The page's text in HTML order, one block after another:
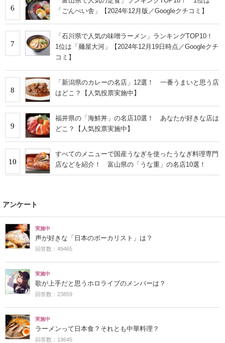
6
「ごんべい舎」【2024年12月版／Googleクチコミ】
7
「石川県で人気の味噌ラーメン」ランキングTOP10！
1位は「麺屋大河」【2024年12月19日時点／Googleクチ
コミ】
8
「新潟県のカレーの名店」12選！ 一番うまいと思う店
はどこ？【人気投票実施中】
9
福井県の「海鮮丼」の名店10選！ あなたが好きな店は
どこ？【人気投票実施中】
10
すべてのメニューで国産うなぎを使ったうなぎ料理専門
店などを紹介！ 富山県の「うな重」の名店10選！
アンケート
実施中
声が好きな「日本のボーカリスト」は？
回答数：49465
実施中
歌が上手だと思うホロライブのメンバーは？
回答数：23859
実施中
ラーメンって日本食？それとも中華料理？
回答数：19645